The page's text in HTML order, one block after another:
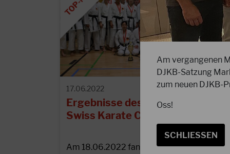
17.06.2022
Ergebnisse des International
Swiss Karate Cup 2022
Am 18.06.2022 fand in Sursee (Schweiz)
Am vergangenen
DJKB-Satzung
zum neuen DJKB-
Oss!
SCHLIESSEN